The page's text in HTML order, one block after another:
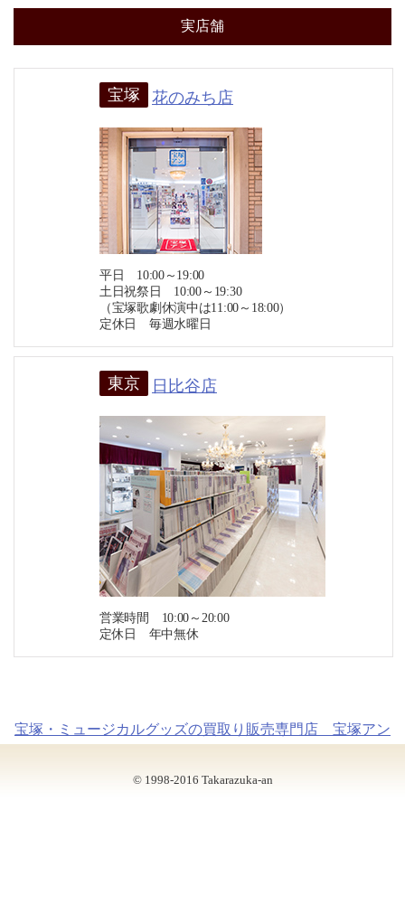
実店舗
宝塚 花のみち店
平日 10:00～19:00
土日祝祭日 10:00～19:30
（宝塚歌劇休演中は11:00～18:00）
定休日 毎週水曜日
東京 日比谷店
営業時間 10:00～20:00
定休日 年中無休
宝塚・ミュージカルグッズの買取り販売専門店 宝塚アン
© 1998-2016 Takarazuka-an